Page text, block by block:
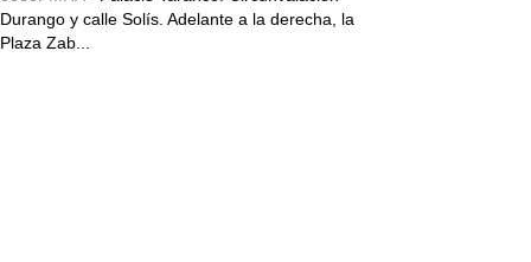
Durango y calle Solís. Adelante a la derecha, la
Plaza Zab...